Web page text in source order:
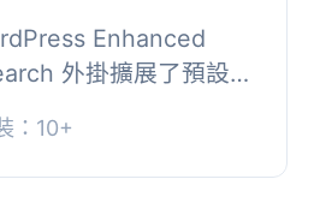
Enhanced
外掛擴展了預設的
項。這個外掛讓管理
：10+